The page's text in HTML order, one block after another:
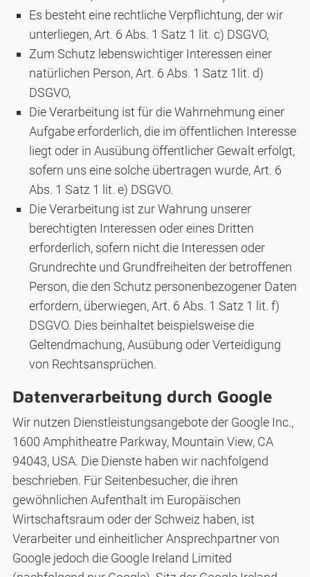
Es besteht eine rechtliche Verpflichtung, der wir
unterliegen, Art. 6 Abs. 1 Satz 1 lit. c) DSGVO,
Zum Schutz lebenswichtiger Interessen einer
natürlichen Person, Art. 6 Abs. 1 Satz 1lit. d)
DSGVO,
Die Verarbeitung ist für die Wahrnehmung einer
Aufgabe erforderlich, die im öffentlichen Interesse
liegt oder in Ausübung öffentlicher Gewalt erfolgt,
sofern uns eine solche übertragen wurde, Art. 6
Abs. 1 Satz 1 lit. e) DSGVO.
Die Verarbeitung ist zur Wahrung unserer
berechtigten Interessen oder eines Dritten
erforderlich, sofern nicht die Interessen oder
Grundrechte und Grundfreiheiten der betroffenen
Person, die den Schutz personenbezogener Daten
erfordern, überwiegen, Art. 6 Abs. 1 Satz 1 lit. f)
DSGVO. Dies beinhaltet beispielsweise die
Geltendmachung, Ausübung oder Verteidigung
von Rechtsansprüchen.
Datenverarbeitung durch Google
Wir nutzen Dienstleistungsangebote der Google Inc.,
1600 Amphitheatre Parkway, Mountain View, CA
94043, USA. Die Dienste haben wir nachfolgend
beschrieben. Für Seitenbesucher, die ihren
gewöhnlichen Aufenthalt im Europäischen
Wirtschaftsraum oder der Schweiz haben, ist
Verarbeiter und einheitlicher Ansprechpartner von
Google jedoch die Google Ireland Limited